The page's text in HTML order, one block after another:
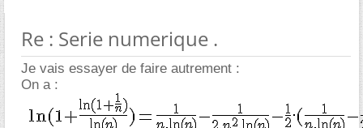
Re : Serie numerique .
Je vais essayer de faire autrement :
On a :